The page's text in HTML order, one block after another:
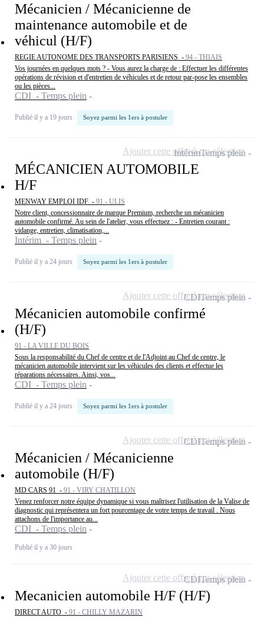
Mécanicien / Mécanicienne de
maintenance automobile et de
véhicul (H/F)
REGIE AUTONOME DES TRANSPORTS PARISIENS - 94 - THIAIS
Vos journées en quelques mots ? - Vous aurez la charge de : Effectuer les différentes
opérations de révision et d'entretien de véhicules et de retour par-pose les ensembles
ou les pièces...
CDI - Temps plein
Publié il y a 19 jours Soyez parmi les 1ers à postuler
MÉCANICIEN AUTOMOBILE
H/F
MENWAY EMPLOI IDF - 91 - ULIS
Notre client, concessionnaire de marque Premium, recherche un mécanicien
automobile confirmé. Au sein de l'atelier, vous effectuez : - Entretien courant :
vidange, entretien, climatisation,...
Intérim - Temps plein
Publié il y a 24 jours Soyez parmi les 1ers à postuler
IntérimTemps plein
Ajouter cette offre à ma sélection
Mécanicien automobile confirmé
(H/F)
91 - LA VILLE DU BOIS
Sous la responsabilité du Chef de centre et de l'Adjoint au Chef de centre, le
mécanicien automobile intervient sur les véhicules des clients et effectue les
réparations nécessaires. Ainsi, vos...
CDI - Temps plein
Publié il y a 24 jours Soyez parmi les 1ers à postuler
CDITemps plein
Ajouter cette offre à ma sélection
Mécanicien / Mécanicienne
automobile (H/F)
MD CARS 91 - 91 - VIRY CHATILLON
Venez renforcer notre équipe dynamique si vous maîtrisez l'utilisation de la Valise de
diagnostic qui représentera un fort pourcentage de votre temps de travail . Nous
attachons de l'importance au...
CDI - Temps plein
Publié il y a 30 jours
CDITemps plein
Ajouter cette offre à ma sélection
Mecanicien automobile H/F (H/F)
DIRECT AUTO - 91 - CHILLY MAZARIN
CDITemps plein
Ajouter cette offre à ma sélection